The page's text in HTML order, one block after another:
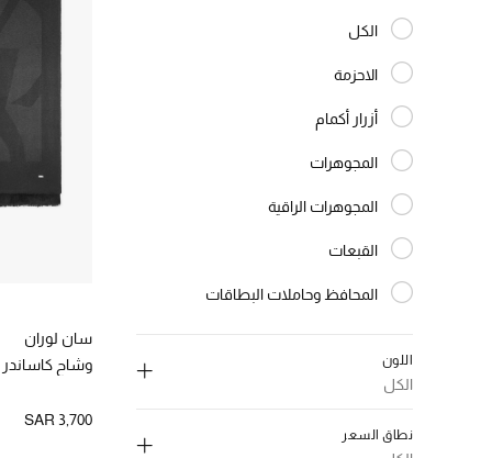
الكل
الاحزمة
أزرار أكمام
المجوهرات
المجوهرات الراقية
القبعات
المحافظ وحاملات البطاقات
الترتيب حسب النوع: النظارات الشمسية
رابطات العنق ومناديل الجيب
الترتيب حسب النوع: رابطات العنق ومناديل الجيب
اللون
الكل
نطاق السعر
سان لوران
وشاح
SAR 3,700